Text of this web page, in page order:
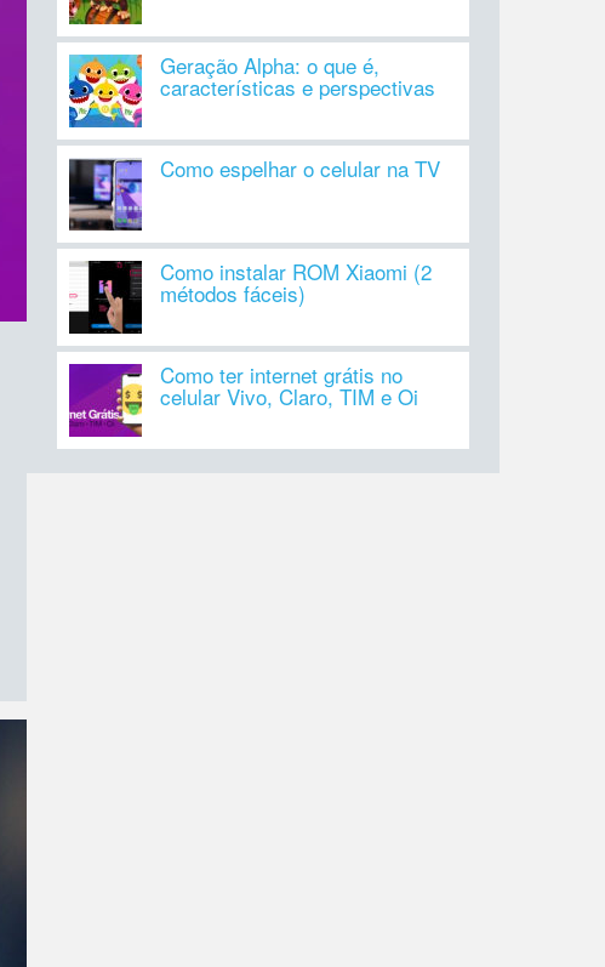
Geração Alpha: o que é,
características e perspectivas
Como espelhar o celular na TV
Como instalar ROM Xiaomi (2
métodos fáceis)
Como ter internet grátis no
celular Vivo, Claro, TIM e Oi